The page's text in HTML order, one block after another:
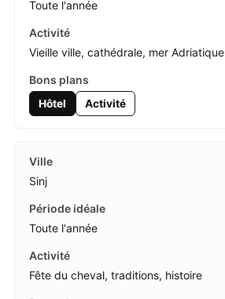
Toute l'année
Vieille ville, cathédrale, mer Adriatique
Hôtel Activité
Sinj
Toute l'année
Fête du cheval, traditions, histoire